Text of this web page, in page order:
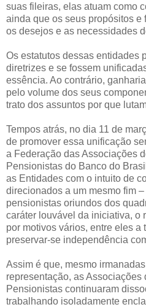
suas fileiras, elas atuam como
ainda que os seus propósitos e
os desejos e as necessidades
Os estatutos dessas entidades
diretrizes e se fossem
essência. Ao contrário,
pelo volume dos seus
trato dos assuntos por que
Tempos atrás, no dia 11 de
de promover essa unificação
a Federação das Associações
Pensionistas do Banco do
as Entidades com o intuito de
direcionados a um mesmo fim
pensionistas oriundos dos
caráter louvável da iniciativa, o
por motivos vários, entre eles a
preservar-se independência
Assim é que, mesmo
representação, as Associações
Pensionistas continuaram
trabalhando isoladamente